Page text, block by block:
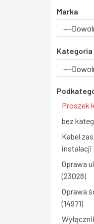
Marka
Kategoria
---
Proszek
bez
Kabel
instalacji
Oprawa
(23028)
Oprawa
(14971)